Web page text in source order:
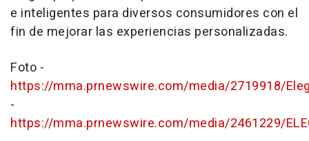
e inteligentes para diversos consumidores con el
fin de mejorar las experiencias personalizadas.
Foto -
https://mma.prnewswire.com/media/2719918/
-
https://mma.prnewswire.com/media/2461229/